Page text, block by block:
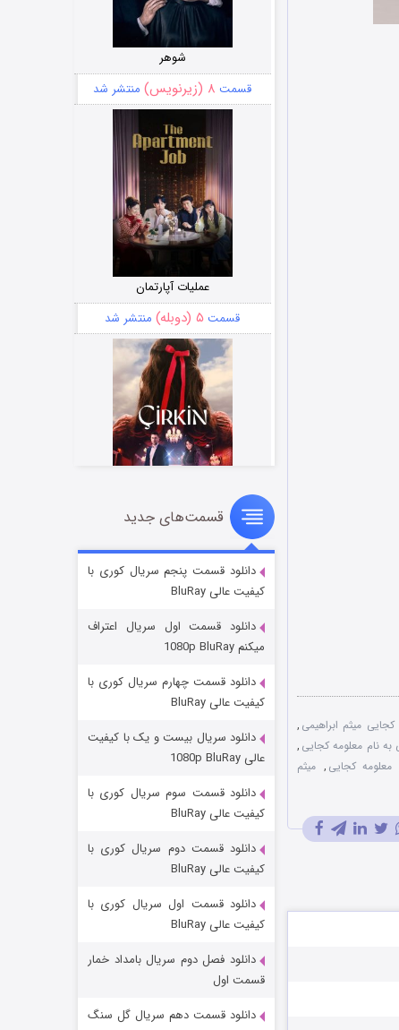
میثم ابراهیمی ,
به نام معلومه کجایی ,
معلومه کجایی , میثم
شوهر
قسمت ۸ (زیرنویس) منتشر شد
عملیات آپارتمان
قسمت ۵ (دوبله) منتشر شد
سریال زشت
قسمت۲ (زیرنویس) منتشر شد
مردگان متحرک: شهر مرده ۳
شکست استوارت در نجات جهان
قسمت ۷ (زیرنویس) منتشر شد
قسمت‌های جدید
دانلود قسمت پنجم سریال کوری با
کیفیت عالی BluRay
دانلود قسمت اول سریال اعتراف
میکنم 1080p BluRay
دانلود قسمت چهارم سریال کوری با
کیفیت عالی BluRay
دانلود سریال بیست و یک با کیفیت
عالی 1080p BluRay
دانلود قسمت سوم سریال کوری با
کیفیت عالی BluRay
دانلود قسمت دوم سریال کوری با
کیفیت عالی BluRay
دانلود قسمت اول سریال کوری با
کیفیت عالی BluRay
دانلود فصل دوم سریال بامداد خمار
قسمت اول
دانلود قسمت دهم سریال گل سنگ